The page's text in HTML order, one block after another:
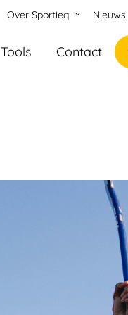
Tools Contact
Over Sportieq Nieuws
Sportprofessional